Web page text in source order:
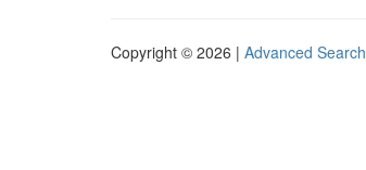
Copyright © 2026 | Advanced Search